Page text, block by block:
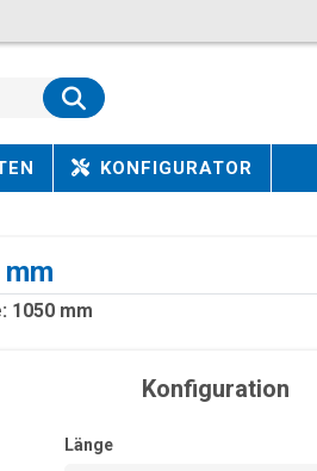
KONFIGURATOR
1050 mm
Konfiguration
Länge